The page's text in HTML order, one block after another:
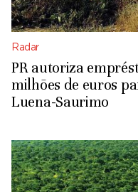
Radar
PR autoriza
milhões de euros
Luena-Saurimo